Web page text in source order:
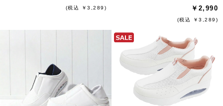
(税込 ￥3,289) ￥2,990
(税込 ￥3,289)